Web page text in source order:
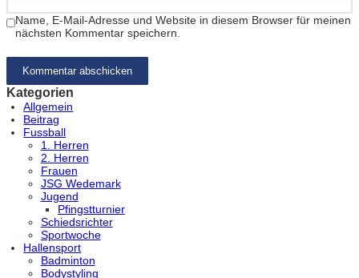
Name, E-Mail-Adresse und Website in diesem Browser für meinen
nächsten Kommentar speichern.
Kategorien
Allgemein
Beitrag
Fussball
1. Herren
2. Herren
Frauen
JSG Wedemark
Jugend
Pfingstturnier
Schiedsrichter
Sportwoche
Hallensport
Badminton
Bodystyling